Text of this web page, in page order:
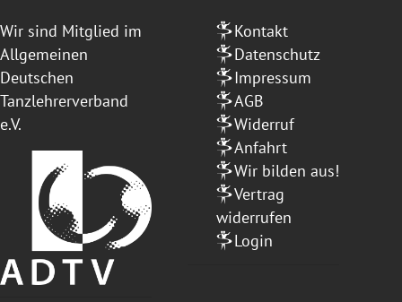
Wir sind Mitglied im
Allgemeinen
Deutschen
Tanzlehrerverband
e.V.
Kontakt
Datenschutz
Impressum
AGB
Widerruf
Anfahrt
Wir bilden aus!
Vertrag
widerrufen
Login